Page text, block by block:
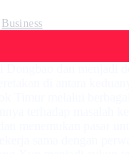
Business